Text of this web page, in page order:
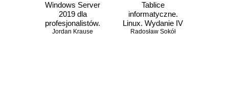
Windows Server
2019 dla
profesjonalistów.
Wydanie II
Jordan Krause
Tablice
informatyczne.
Linux. Wydanie IV
Radosław Sokół